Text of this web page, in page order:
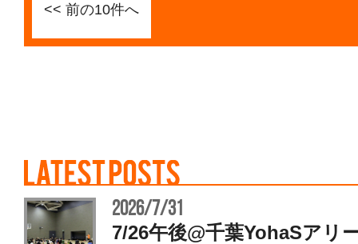
<< 前の10件へ
2026/7/31
7/26午後@千葉YohaSア